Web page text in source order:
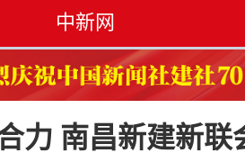
中新网
力 南昌新建新联